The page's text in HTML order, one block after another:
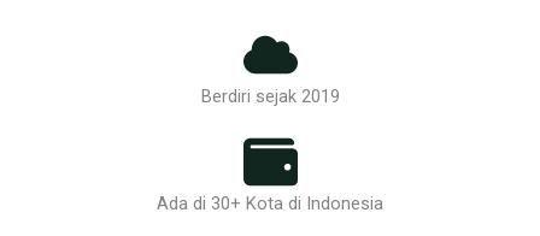
Berdiri sejak 2019
Ada di 30+ Kota di Indonesia